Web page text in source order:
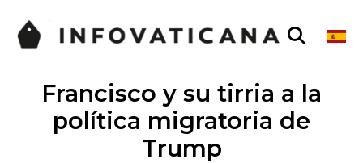
Francisco y su tirria a la
política migratoria de
Trump